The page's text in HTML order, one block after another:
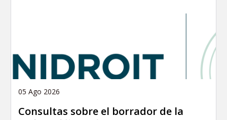
05 Ago 2026
Consultas sobre el borrador de la